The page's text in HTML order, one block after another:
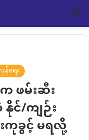
ရေး
ဖမ်းဆီး
င်/ကျဉ်း
ကုခွင့် မရလို့